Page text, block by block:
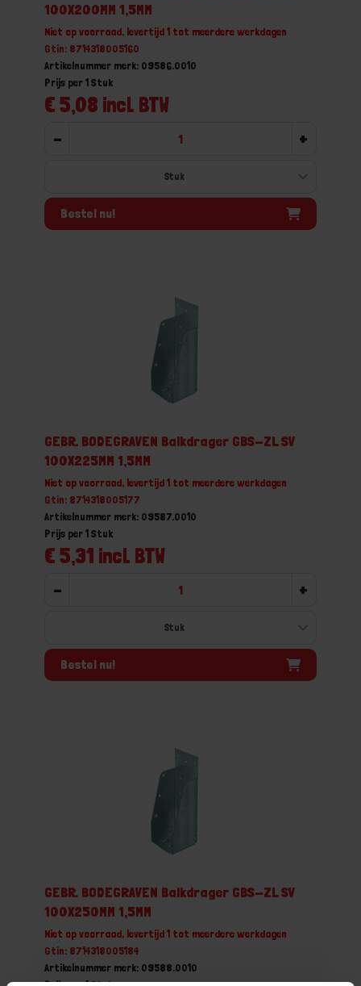
100X200MM 1,5MM
Niet op voorraad, levertijd 1 tot meerdere werkdagen
Gtin: 8714318005160
Artikelnummer merk: 09586.0010
€ 5,08 incl. BTW
Prijs per 1 Stuk
- +
Bestel nu!
GEBR. BODEGRAVEN Balkdrager GBS-ZL SV
100X225MM 1,5MM
Niet op voorraad, levertijd 1 tot meerdere werkdagen
Gtin: 8714318005177
Artikelnummer merk: 09587.0010
€ 5,31 incl. BTW
Prijs per 1 Stuk
- +
Bestel nu!
GEBR. BODEGRAVEN Balkdrager GBS-ZL SV
100X250MM 1,5MM
Niet op voorraad, levertijd 1 tot meerdere werkdagen
Gtin: 8714318005184
Artikelnummer merk: 09588.0010